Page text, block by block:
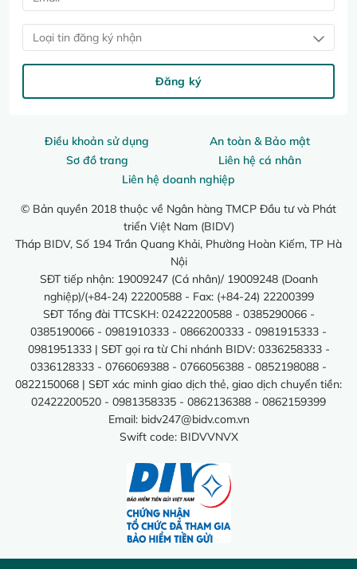
Điều khoản sử dụng
An toàn & Bảo mật
Sơ đồ trang
Liên hệ cá nhân
Liên hệ doanh nghiệp
© Bản quyền 2018 thuộc về Ngân hàng TMCP Đầu tư và Phát
triển Việt Nam (BIDV)
Tháp BIDV, Số 194 Trần Quang Khải, Phường Hoàn Kiếm, TP Hà
Nội
SĐT tiếp nhận: 19009247 (Cá nhân)/ 19009248 (Doanh
nghiệp)/(+84-24) 22200588 - Fax: (+84-24) 22200399
SĐT Tổng đài TTCSKH: 02422200588 - 0385290066 -
0385190066 - 0981910333 - 0866200333 - 0981915333 -
0981951333 | SĐT gọi ra từ Chi nhánh BIDV: 0336258333 -
0336128333 - 0766069388 - 0766056388 - 0852198088 -
0822150068 | SĐT xác minh giao dịch thẻ, giao dịch chuyển tiền:
02422200520 - 0981358335 - 0862136388 - 0862159399
Email: bidv247@bidv.com.vn
Swift code: BIDVVNVX
Loại tin đăng ký nhận
Đăng ký